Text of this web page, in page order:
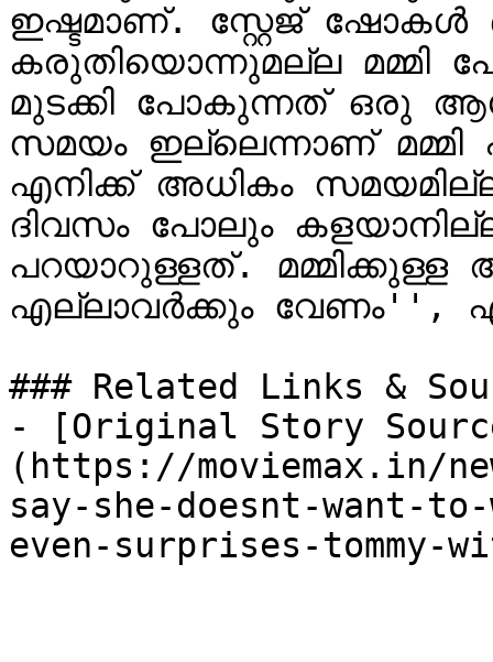
ഇഷ്ടമാണ്. സ്റ്റേജ് ഷോകൾ
കരുതിയൊന്നുമല്ല
മുടക്കി പോകുന്നത് ഒരു
സമയം ഇല്ലെന്നാണ്
എനിക്ക് അധികം
ദിവസം പോലും
പറയാറുള്ളത്.
എല്ലാവർക്കും വേണം'',
### Related Links &
- [Original Story
(https://moviemax.in/
say-she-doesnt-want-
even-surprises-